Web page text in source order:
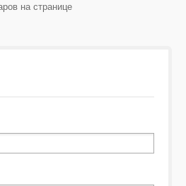
на странице